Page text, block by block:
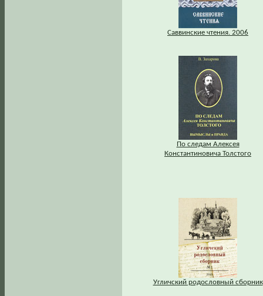
Саввинские чтения. 2006
По следам Алексея
Константиновича Толстого
Угличский родословный сборник